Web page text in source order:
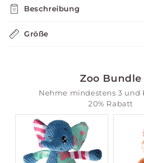
Beschreibung
Größe
Zoo Bundle
Nehme mindestens 3 und
20% Rabatt